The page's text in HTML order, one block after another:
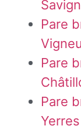
Pare
Pare
Pare
Yerres